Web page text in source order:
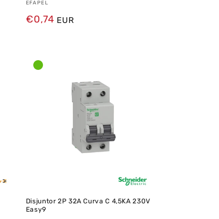
Fornecedor:
EFAPEL
Preço
€0,74 EUR
Disjuntor 2P 32A Curva C 4,5KA 230V
Easy9